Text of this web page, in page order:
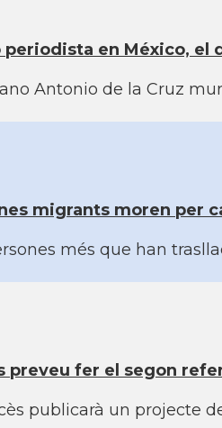
periodista en México, el
Antonio de la Cruz
migrants moren per
més que han
preveu fer el segon
publicarà un projecte